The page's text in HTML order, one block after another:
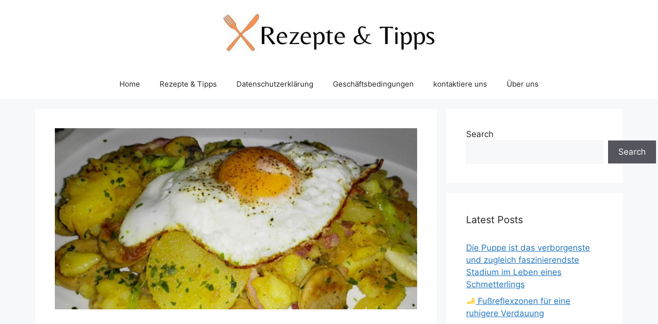
Home Rezepte & Tipps Datenschutzerklärung Geschäftsbedingungen kontaktiere uns Über uns
Search
Search
Latest Posts
Die Puppe ist das verborgenste
und zugleich faszinierendste
Stadium im Leben eines
Schmetterlings
Fußreflexzonen für eine
ruhigere Verdauung